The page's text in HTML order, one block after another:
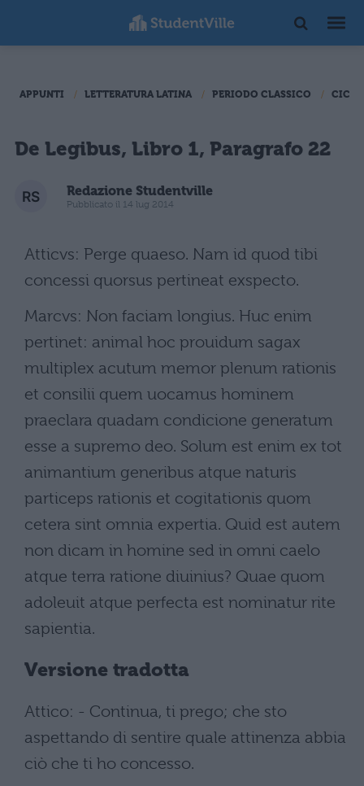
APPUNTI LETTERATURA LATINA PERIODO CLASSICO
De Legibus, Libro 1, Paragrafo 22
Redazione Studentville
Pubblicato il 14 lug 2014
Atticvs: Perge quaeso. Nam id quod tibi
concessi quorsus pertineat exspecto.
Marcvs: Non faciam longius. Huc enim
pertinet: animal hoc prouidum sagax
multiplex acutum memor plenum rationis
et consilii quem uocamus hominem
praeclara quadam condicione generatum
esse a supremo deo. Solum est enim ex tot
animantium generibus atque naturis
particeps rationis et cogitationis quom
cetera sint omnia expertia. Quid est autem
non dicam in homine sed in omni caelo
atque terra ratione diuinius? Quae quom
adoleuit atque perfecta est nominatur rite
sapientia.
Versione tradotta
Attico: - Continua, ti prego; che sto
aspettando di sentire quale attinenza abbia
ciò che ti ho concesso.